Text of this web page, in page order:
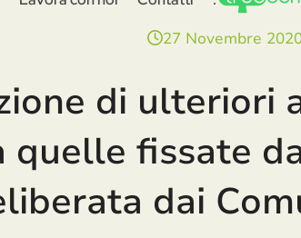
27 Novembre
di ulteriori
quelle fissate
dai